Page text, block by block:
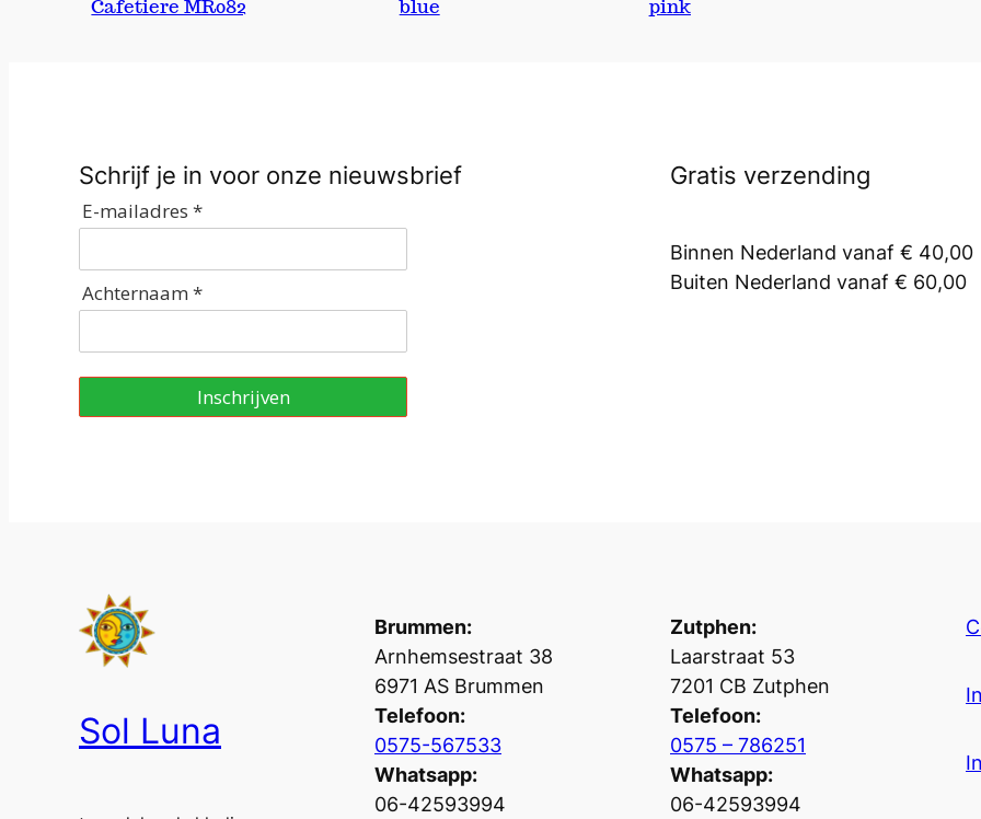
Cafetiere MR082
blue
pink
Schrijf je in voor onze nieuwsbrief
E-mailadres *
Achternaam *
Inschrijven
Gratis verzending
Binnen Nederland vanaf € 40,00
Buiten Nederland vanaf € 60,00
Sol Luna
Brummen:
Arnhemsestraat 38
6971 AS Brummen
Telefoon:
0575-567533
Whatsapp:
06-42593994
Zutphen:
Laarstraat 53
7201 CB Zutphen
Telefoon:
0575 – 786251
Whatsapp:
06-42593994